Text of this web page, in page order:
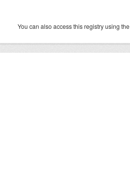
You can also access this registry using the